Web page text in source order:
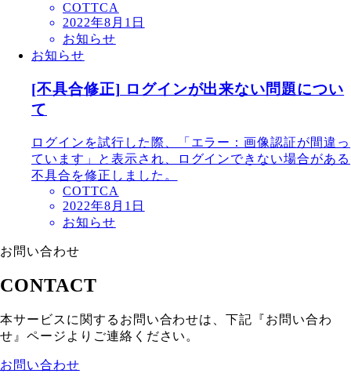
COTTCA
2022年8月1日
お知らせ
お知らせ
[不具合修正] ログインが出来ない問題につい
て
ログインを試行した際、「エラー：画像認証が間違っ
ています」と表示され、ログインできない場合がある
不具合を修正しました。
COTTCA
2022年8月1日
お知らせ
お問い合わせ
CONTACT
本サービスに関するお問い合わせは、下記『お問い合わ
せ』ページよりご連絡ください。
お問い合わせ